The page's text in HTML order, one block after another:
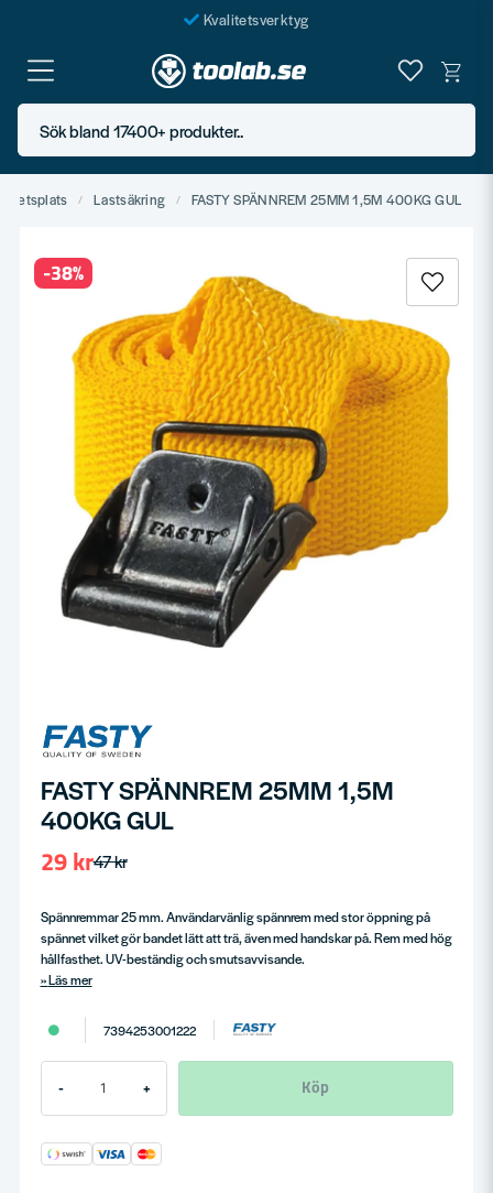
Kvalitetsverktyg
Fraktfritt över 999 SEK*
En järnhandel för alla
Butik i Göteborg
Sök bland 17400+ produkter..
Lastsäkring FASTY SPÄNNREM 25MM 1,5M 400KG GUL
-38%
FASTY SPÄNNREM 25MM 1,5M
400KG GUL
47 kr
29 kr
Spännremmar 25 mm. Användarvänlig spännrem med stor öppning på
spännet vilket gör bandet lätt att trä, även med handskar på. Rem med hög
hållfasthet. UV-beständig och smutsavvisande.
Läs mer
7394253001222
- + Köp